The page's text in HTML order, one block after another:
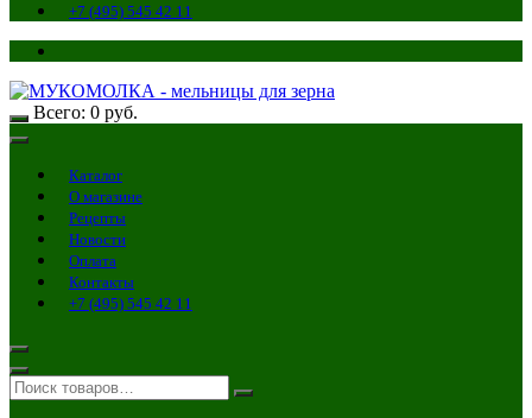
+7 (495) 545 42 11
Всего: 0 руб.
Каталог
О магазине
Рецепты
Новости
Оплата
Контакты
+7 (495) 545 42 11